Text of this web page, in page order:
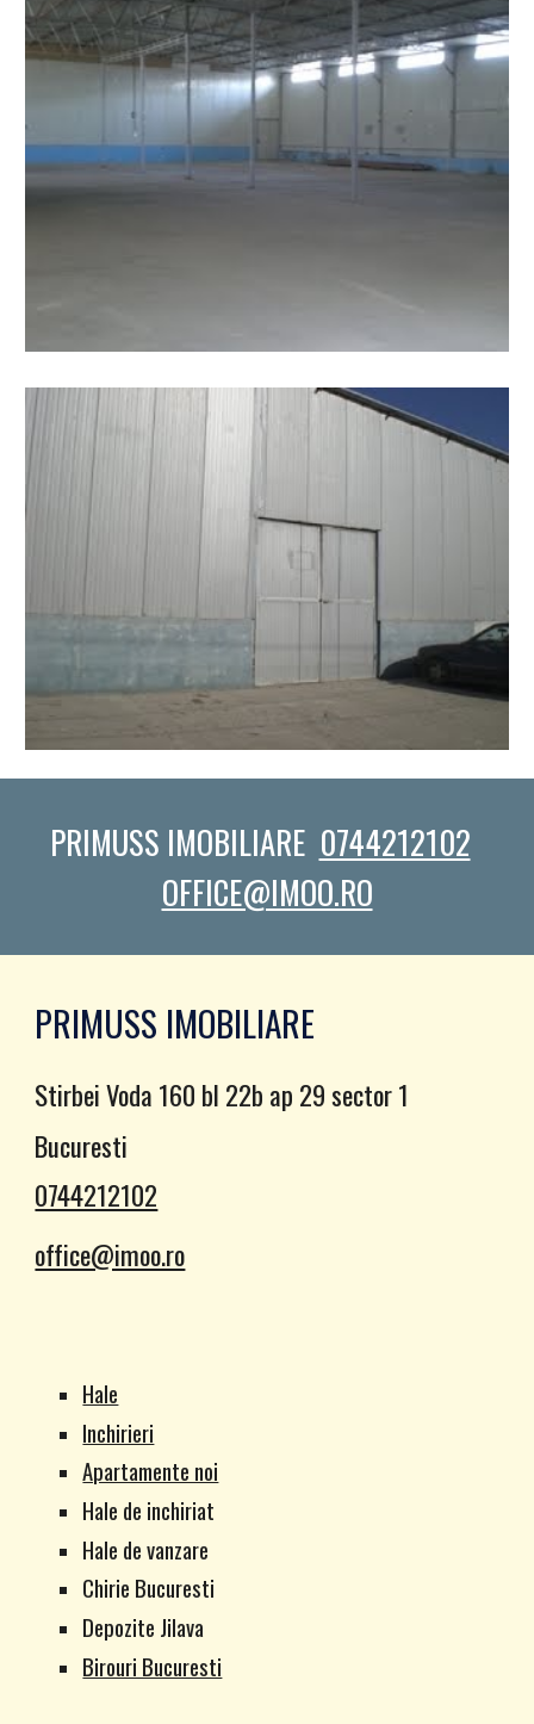
PRIMUSS IMOBILIARE 0744212102
OFFICE@IMOO.RO
PRIMUSS IMOBILIARE
Stirbei Voda 160 bl 22b ap 29 sector 1
Bucuresti
0744212102
office@imoo.ro
Hale
Inchirieri
Apartamente noi
Hale de inchiriat
Hale de vanzare
Chirie Bucuresti
Depozite Jilava
Birouri Bucuresti